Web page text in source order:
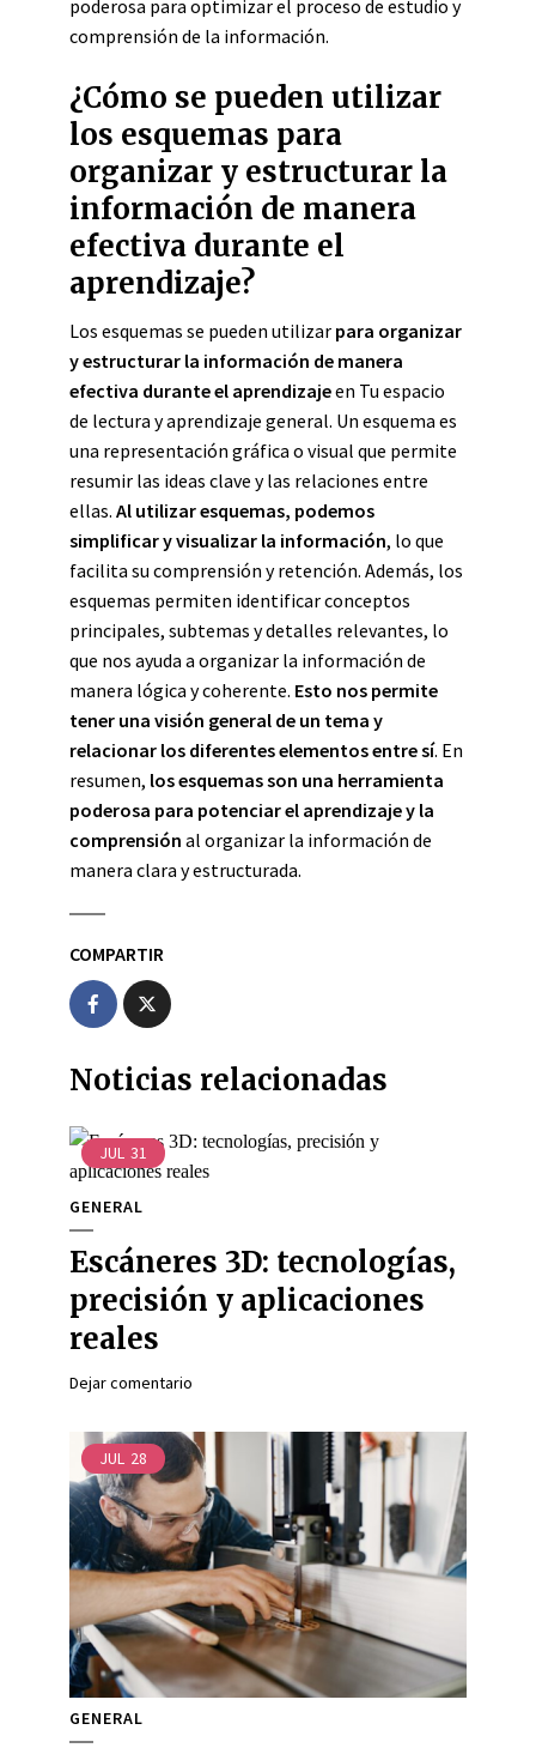
poderosa para optimizar el proceso de estudio y
comprensión de la información.
¿Cómo se pueden utilizar
los esquemas para
organizar y estructurar la
información de manera
efectiva durante el
aprendizaje?
Los esquemas se pueden utilizar para organizar
y estructurar la información de manera
efectiva durante el aprendizajeen Tu espacio
de lectura y aprendizaje general. Un esquema es
una representación gráfica o visual que permite
resumir las ideas clave y las relaciones entre
ellas. Al utilizar esquemas, podemos
simplificar y visualizar la información, lo que
facilita su comprensión y retención. Además, los
esquemas permiten identificar conceptos
principales, subtemas y detalles relevantes, lo
que nos ayuda a organizar la información de
manera lógica y coherente. Esto nos permite
tener una visión general de un tema y
relacionar los diferentes elementos entre sí. En
resumen, los esquemas son una herramienta
poderosa para potenciar el aprendizaje y la
comprensión al organizar la información de
manera clara y estructurada.
COMPARTIR
Noticias relacionadas
JUL 31
GENERAL
Escáneres 3D: tecnologías,
precisión y aplicaciones
reales
Dejar comentario
JUL 28
GENERAL